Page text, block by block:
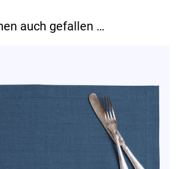
auch gefallen …